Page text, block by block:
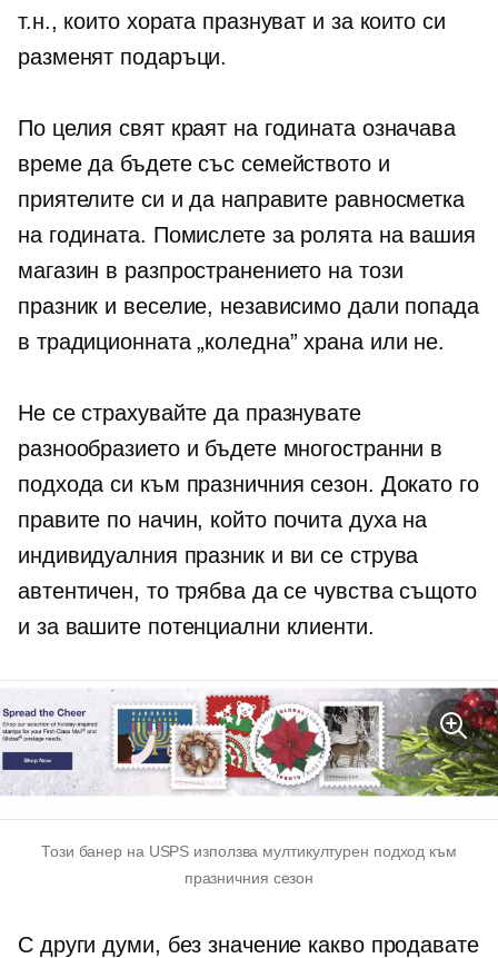
т.н., които хората празнуват и за които си
разменят подаръци.
По целия свят краят на годината означава
време да бъдете със семейството и
приятелите си и да направите равносметка
на годината. Помислете за ролята на вашия
магазин в разпространението на този
празник и веселие, независимо дали попада
в традиционната „коледна” храна или не.
Не се страхувайте да празнувате
разнообразието и бъдете многостранни в
подхода си към празничния сезон. Докато го
правите по начин, който почита духа на
индивидуалния празник и ви се струва
автентичен, то трябва да се чувства същото
и за вашите потенциални клиенти.
Този банер на USPS използва мултикултурен подход към
празничния сезон
С други думи, без значение какво продавате